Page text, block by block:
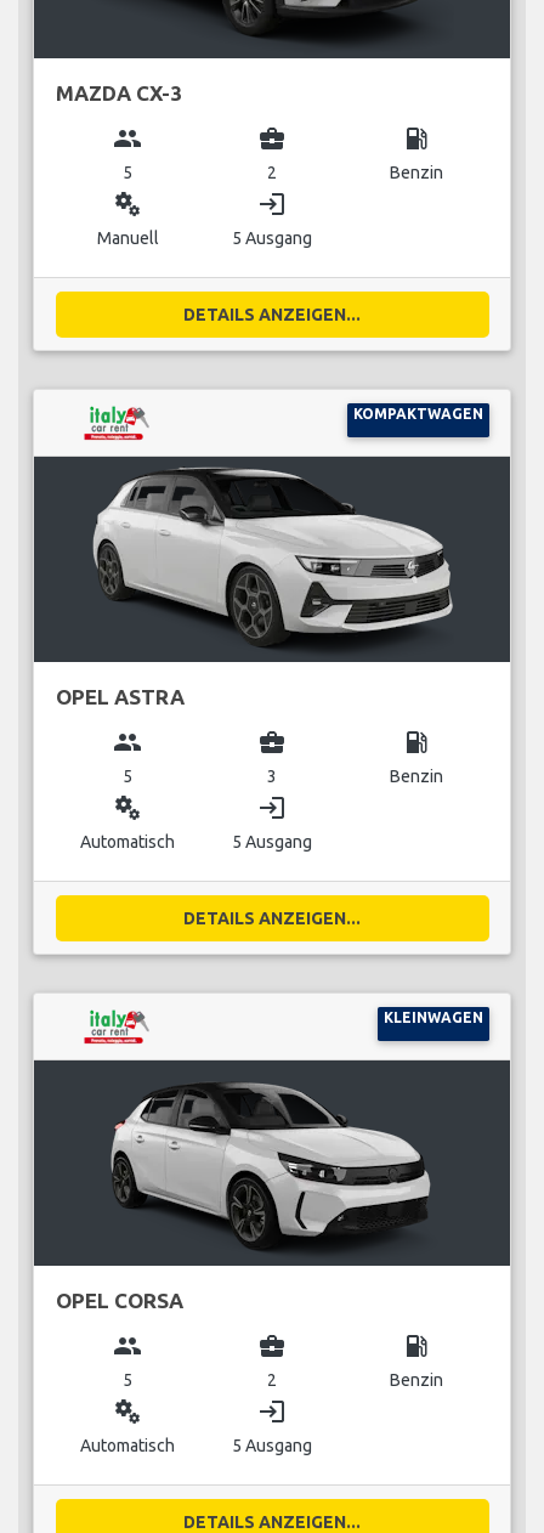
MAZDA CX-3
group
5
business_center
2
local_gas_station
Benzin
miscellaneous_services
Manuell
login
5 Ausgang
DETAILS ANZEIGEN...
KOMPAKTWAGEN
OPEL ASTRA
group
5
business_center
3
local_gas_station
Benzin
miscellaneous_services
Automatisch
login
5 Ausgang
DETAILS ANZEIGEN...
KLEINWAGEN
OPEL CORSA
group
5
business_center
2
local_gas_station
Benzin
miscellaneous_services
Automatisch
login
5 Ausgang
DETAILS ANZEIGEN...